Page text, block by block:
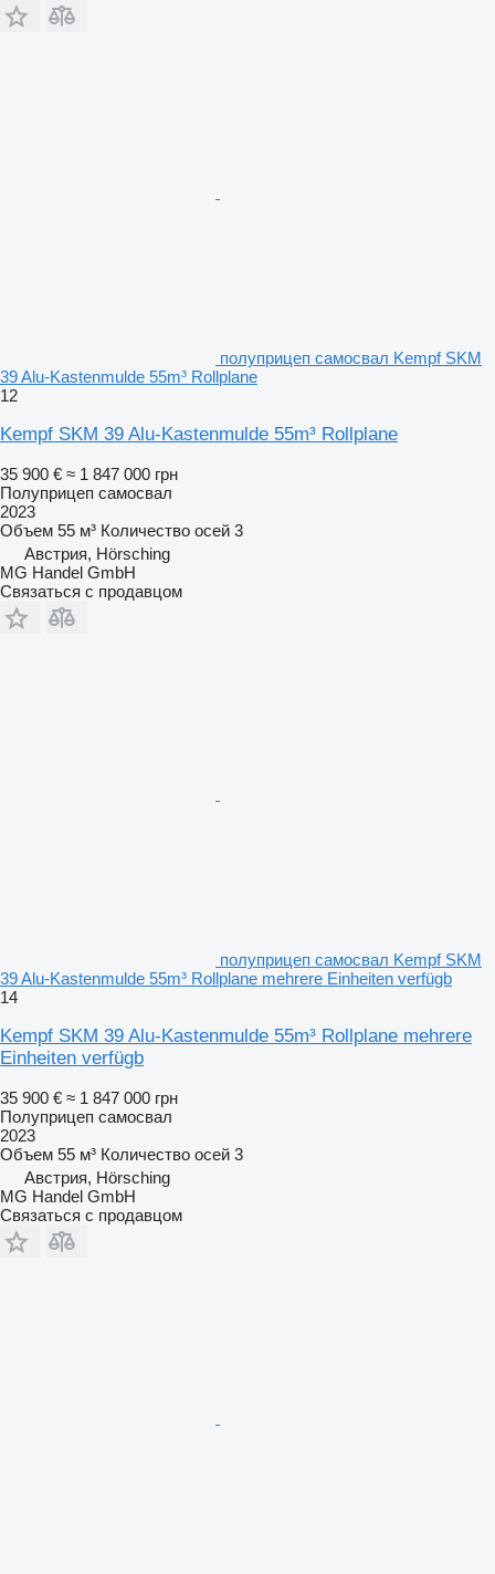
полуприцеп самосвал Kempf SKM
39 Alu-Kastenmulde 55m³ Rollplane
12
Kempf SKM 39 Alu-Kastenmulde 55m³ Rollplane
35 900 € ≈ 1 847 000 грн
Полуприцеп самосвал
2023
Объем 55 м³ Количество осей 3
Австрия, Hörsching
MG Handel GmbH
Связаться с продавцом
полуприцеп самосвал Kempf SKM
39 Alu-Kastenmulde 55m³ Rollplane mehrere Einheiten verfügb
14
Kempf SKM 39 Alu-Kastenmulde 55m³ Rollplane mehrere
Einheiten verfügb
35 900 € ≈ 1 847 000 грн
Полуприцеп самосвал
2023
Объем 55 м³ Количество осей 3
Австрия, Hörsching
MG Handel GmbH
Связаться с продавцом